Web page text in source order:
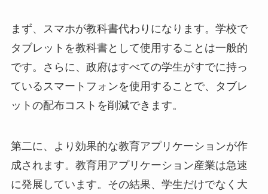
まず、スマホが教科書代わりになります。学校で
タブレットを教科書として使用することは一般的
です。さらに、政府はすべての学生がすでに持っ
ているスマートフォンを使用することで、タブレ
ットの配布コストを削減できます。
第二に、より効果的な教育アプリケーションが作
成されます。教育用アプリケーション産業は急速
に発展しています。その結果、学生だけでなく大